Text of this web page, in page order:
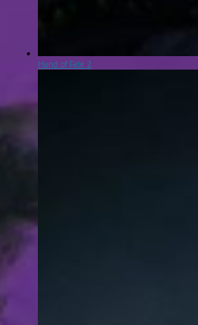
Hand of Fate 2